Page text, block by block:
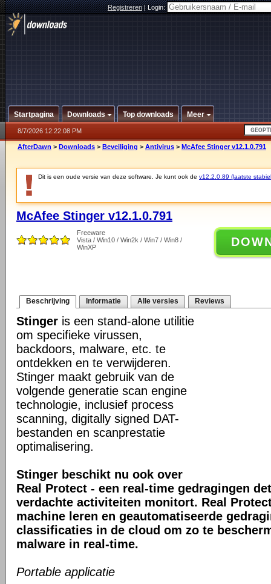
Registreren|Login:
Startpagina Downloads Top downloads Meer
8/7/2026 12:22:08 PM
AfterDawn > Downloads > Beveiliging > Antivirus > McAfee Stinger v12.1.0.791
Dit is een oude versie van deze software. Je kunt ook de v12.2.0.89 (laatste
McAfee Stinger v12.1.0.791
Freeware
Vista / Win10 / Win2k / Win7 / Win8 /
WinXP
Beschrijving Informatie Alle versies Reviews
Stinger is een stand-alone utilitie
om specifieke virussen,
backdoors, malware, etc. te
ontdekken en te verwijderen.
Stinger maakt gebruik van de
volgende generatie scan engine
technologie, inclusief process
scanning, digitally signed DAT-
bestanden en scanprestatie
optimalisering.
Stinger beschikt nu ook over
Real Protect - een real-time gedragingen
verdachte activiteiten monitort. Real
machine leren en geautomatiseerde
classificaties in de cloud om zo te
malware in real-time.
Portable applicatie